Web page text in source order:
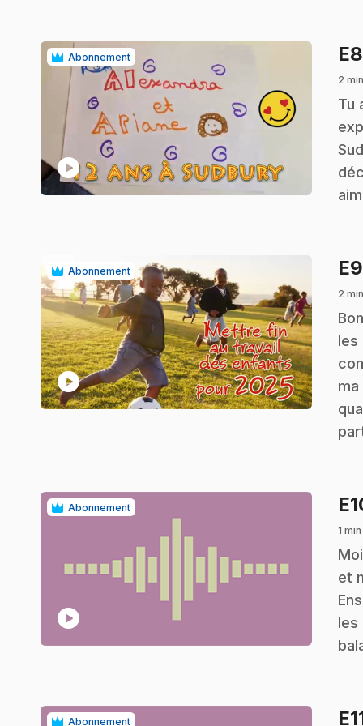
Abonnement
play_circle
E8
2
.Tu
Abonnement
play_circle
E9
2
.
les
Abonnement
play_circle
1
.
et
les
Abonnement